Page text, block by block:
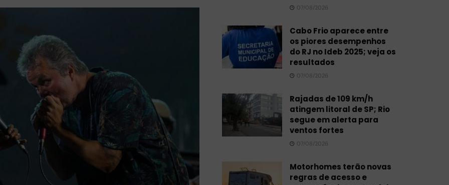
07/08/2026
Cabo Frio aparece entre
os piores desempenhos
do RJ no Ideb 2025; veja os
resultados
07/08/2026
Rajadas de 109 km/h
atingem litoral de SP; Rio
segue em alerta para
ventos fortes
07/08/2026
Motorhomes terão novas
regras de acesso e